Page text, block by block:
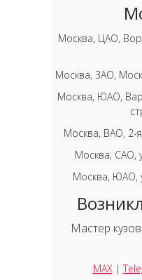
Москва, ЦАО,
Москва, ЗАО,
Москва, ЮАО,
Москва, ВАО, 2-
Москва, САО,
Москва, ЮАО,
Мастер
MAX |